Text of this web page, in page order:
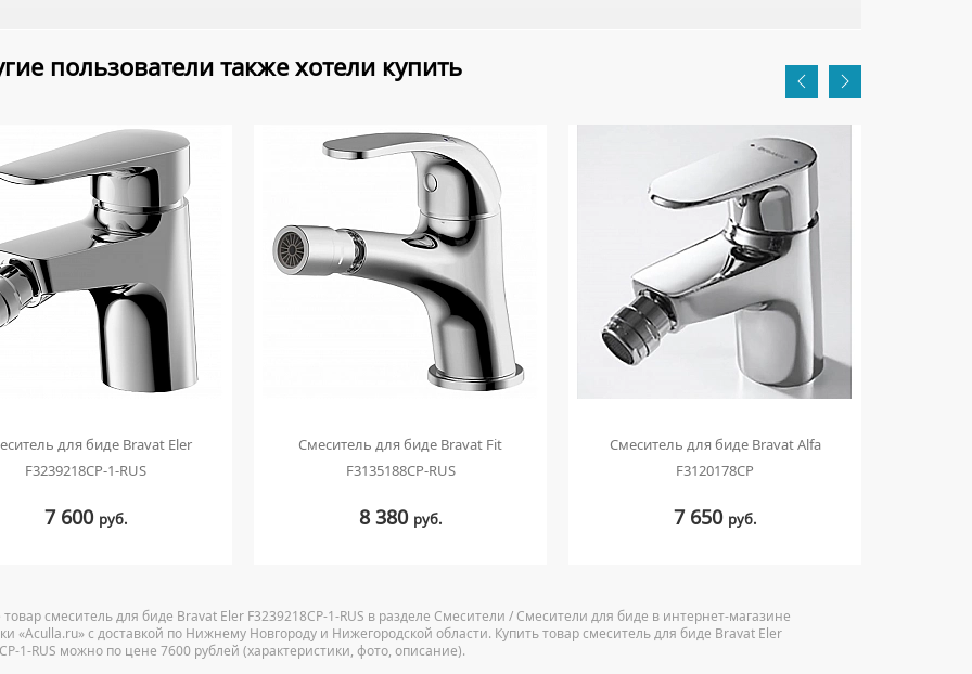
пользователи также хотели купить
для биде Bravat Eler
F3239218CP-1-RUS
7 600 руб.
Смеситель для биде Bravat Fit
F3135188CP-RUS
8 380 руб.
Смеситель для биде Bravat Alfa
F3120178CP
7 650 руб.
смеситель для биде Bravat Eler F3239218CP-1-RUS в разделе Смесители / Смесители для биде в интернет-магазине
«Aculla.ru» с доставкой по Нижнему Новгороду и Нижегородской области. Купить товар смеситель для биде Bravat Eler
1-RUS можно по цене 7600 рублей (характеристики, фото, описание).